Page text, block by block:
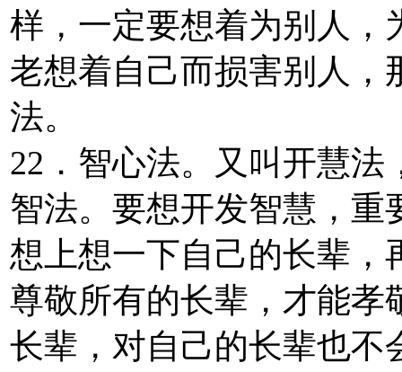
样，一定要想着为别人，
老想着自己而损害别人，
法。
22．智心法。又叫开慧
智法。要想开发智慧，重
想上想一下自己的长辈，
尊敬所有的长辈，才能孝
长辈，对自己的长辈也不